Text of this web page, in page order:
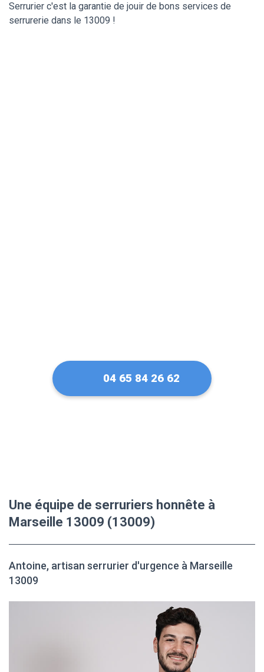
Serrurier c'est la garantie de jouir de bons services de
serrurerie dans le 13009 !
04 65 84 26 62
Une équipe de serruriers honnête à
Marseille 13009 (13009)
Antoine, artisan serrurier d'urgence à Marseille
13009